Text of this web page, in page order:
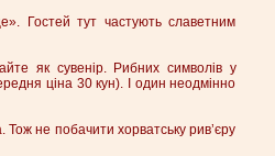
Гостей тут частують славетним
як сувенір. Рибних символів у
ціна 30 кун). І один неодмінно
не побачити хорватську рив’єру